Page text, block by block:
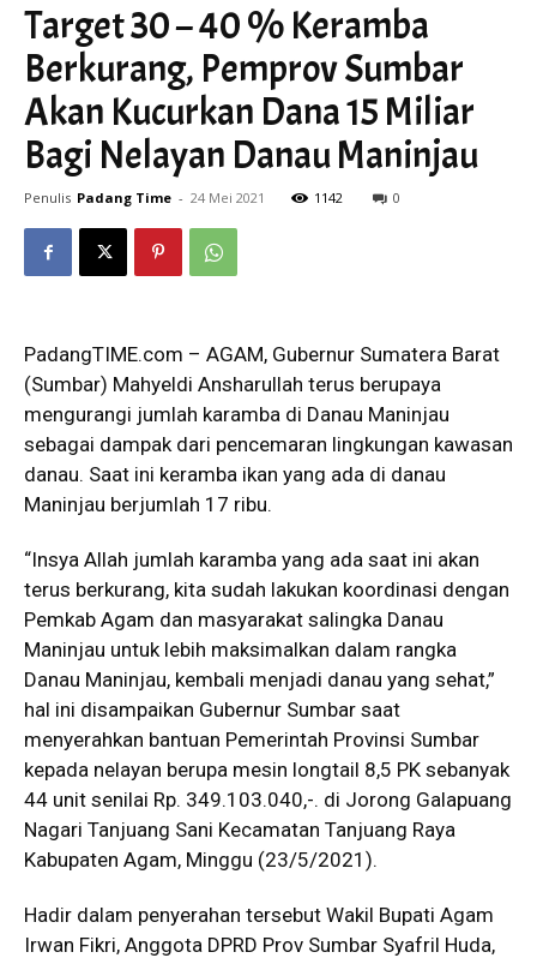
Target 30 – 40 % Keramba
Berkurang, Pemprov Sumbar
Akan Kucurkan Dana 15 Miliar
Bagi Nelayan Danau Maninjau
Penulis Padang Time - 24 Mei 2021 1142 0
PadangTIME.com – AGAM, Gubernur Sumatera Barat
(Sumbar) Mahyeldi Ansharullah terus berupaya
mengurangi jumlah karamba di Danau Maninjau
sebagai dampak dari pencemaran lingkungan kawasan
danau. Saat ini keramba ikan yang ada di danau
Maninjau berjumlah 17 ribu.
“Insya Allah jumlah karamba yang ada saat ini akan
terus berkurang, kita sudah lakukan koordinasi dengan
Pemkab Agam dan masyarakat salingka Danau
Maninjau untuk lebih maksimalkan dalam rangka
Danau Maninjau, kembali menjadi danau yang sehat,”
hal ini disampaikan Gubernur Sumbar saat
menyerahkan bantuan Pemerintah Provinsi Sumbar
kepada nelayan berupa mesin longtail 8,5 PK sebanyak
44 unit senilai Rp. 349.103.040,-. di Jorong Galapuang
Nagari Tanjuang Sani Kecamatan Tanjuang Raya
Kabupaten Agam, Minggu (23/5/2021).
Hadir dalam penyerahan tersebut Wakil Bupati Agam
Irwan Fikri, Anggota DPRD Prov Sumbar Syafril Huda,